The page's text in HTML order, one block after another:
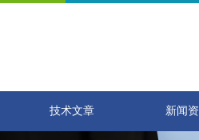
技术文章 新闻